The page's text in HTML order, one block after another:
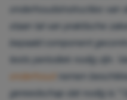
onderhoudsinstructies van
staan tal van praktische
bepaald component
tests periodiek nodig zijn.
nemen
gereedschap dat nodig is.”